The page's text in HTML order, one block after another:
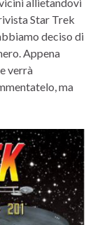
Star Trek
deciso di
Appena
verrà
ma